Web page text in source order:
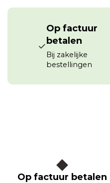
Op factuur
betalen
Bij zakelijke
bestellingen
Op factuur betalen